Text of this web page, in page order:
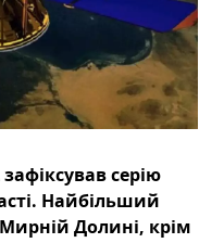
серію
Найбільший
Долині, крім